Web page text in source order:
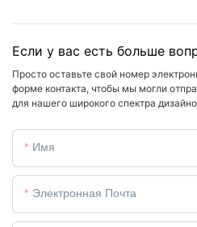
Если у вас есть больше
Просто оставьте свой номер
форме контакта, чтобы мы могли
для нашего широкого спектра
Имя
Электронная Почта